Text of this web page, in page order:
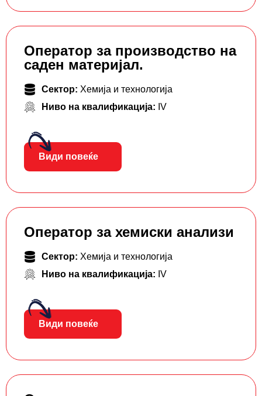
Оператор за производство на
саден материјал.
Сектор: Хемија и технологија
Ниво на квалификација: IV
Види повеќе
Оператор за хемиски анализи
Сектор: Хемија и технологија
Ниво на квалификација: IV
Види повеќе